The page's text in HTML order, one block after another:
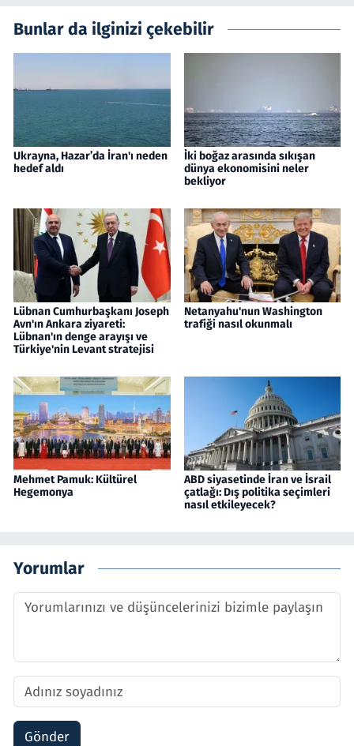
Bunlar da ilginizi çekebilir
Ukrayna, Hazar’da İran'ı neden
hedef aldı
İki boğaz arasında sıkışan
dünya ekonomisini neler
bekliyor
Lübnan Cumhurbaşkanı Joseph
Avn'ın Ankara ziyareti:
Lübnan'ın denge arayışı ve
Türkiye'nin Levant stratejisi
Netanyahu'nun Washington
trafiği nasıl okunmalı
Mehmet Pamuk: Kültürel
Hegemonya
ABD siyasetinde İran ve İsrail
çatlağı: Dış politika seçimleri
nasıl etkileyecek?
Yorumlar
Gönder